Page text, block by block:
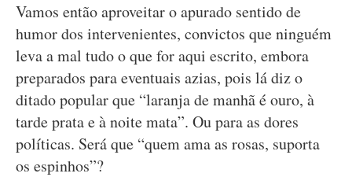
Vamos então aproveitar o apurado sentido de
humor dos intervenientes, convictos que ninguém
leva a mal tudo o que for aqui escrito, embora
preparados para eventuais azias, pois lá diz o
ditado popular que “laranja de manhã é ouro, à
tarde prata e à noite mata”. Ou para as dores
políticas. Será que “quem ama as rosas, suporta
os espinhos”?